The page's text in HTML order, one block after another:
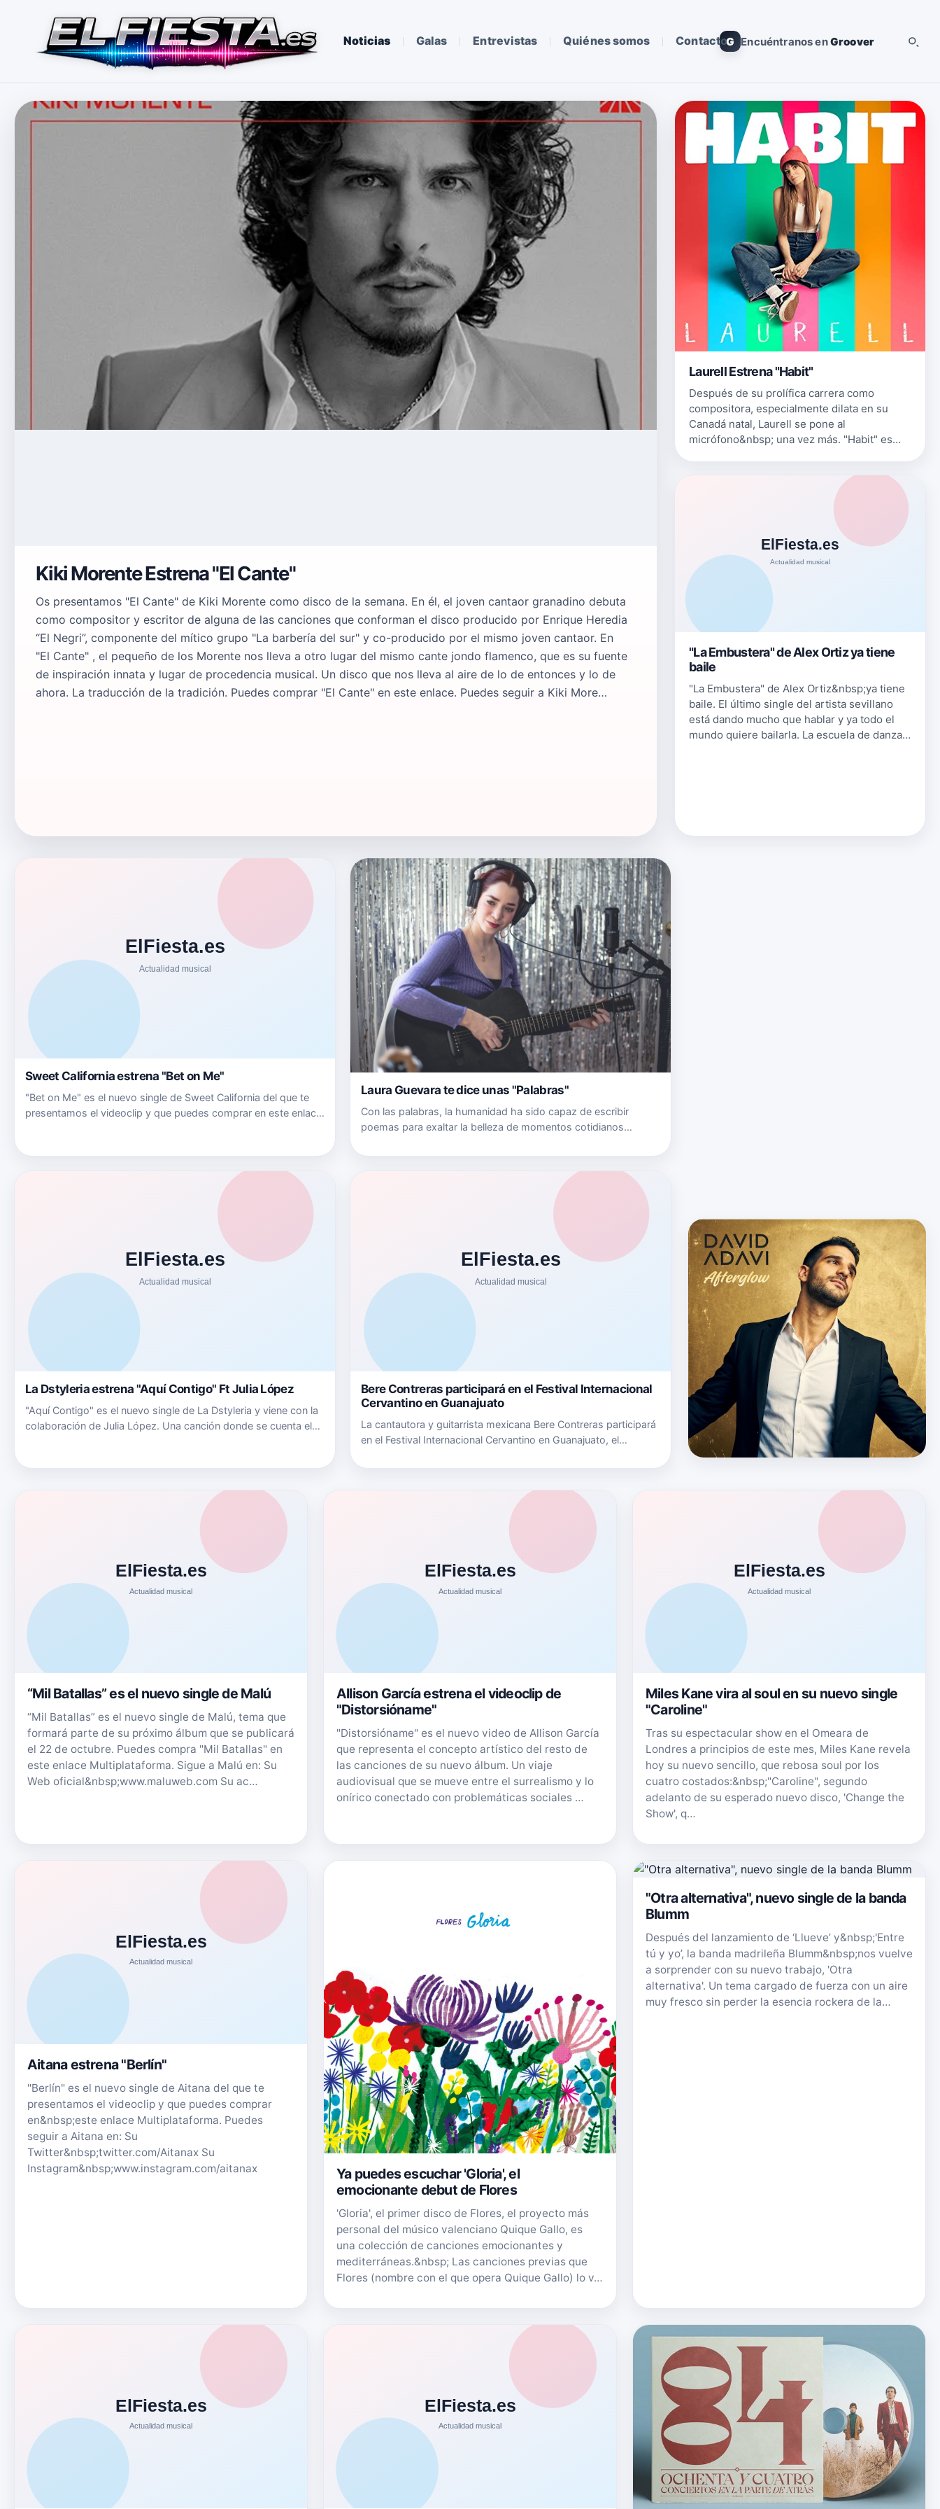
Noticias Galas Entrevistas Quiénes somos ContactoG Encuéntranos enGroover
Kiki Morente Estrena "El Cante"
Os presentamos "El Cante" de Kiki Morente como disco de la semana. En él, el joven cantaor granadino debuta
como compositor y escritor de alguna de las canciones que conforman el disco producido por Enrique Heredia
“El Negri”, componente del mítico grupo "La barbería del sur" y co-producido por el mismo joven cantaor. En
"El Cante" , el pequeño de los Morente nos lleva a otro lugar del mismo cante jondo flamenco, que es su fuente
de inspiración innata y lugar de procedencia musical. Un disco que nos lleva al aire de lo de entonces y lo de
ahora. La traducción de la tradición. Puedes comprar "El Cante" en este enlace. Puedes seguir a Kiki More…
Laurell Estrena "Habit"
Después de su prolífica carrera como
compositora, especialmente dilata en su
Canadá natal, Laurell se pone al
micrófono&nbsp; una vez más. "Habit" es
"La Embustera" de Alex Ortiz ya tiene
baile
"La Embustera" de Alex Ortiz&nbsp;ya tiene
baile. El último single del artista sevillano
está dando mucho que hablar y ya todo el
mundo quiere bailarla. La escuela de danza
Sweet California estrena "Bet on Me"
"Bet on Me" es el nuevo single de Sweet California del que te
presentamos el videoclip y que puedes comprar en este enlace
Laura Guevara te dice unas "Palabras"
Con las palabras, la humanidad ha sido capaz de escribir
poemas para exaltar la belleza de momentos cotidianos
nuestro devenir histórico e incluso, con la ayuda de ellas, han
La Dstyleria estrena "Aquí Contigo" Ft Julia López
"Aquí Contigo" es el nuevo single de La Dstyleria y viene con la
colaboración de Julia López. Una canción donde se cuenta el
Bere Contreras participará en el Festival Internacional
Cervantino en Guanajuato
La cantautora y guitarrista mexicana Bere Contreras participará
en el Festival Internacional Cervantino en Guanajuato, el
la Ex Hacienda de San Gabriel Barrera donde&nbsp; presen…
“Mil Batallas” es el nuevo single de Malú
“Mil Batallas” es el nuevo single de Malú, tema que
formará parte de su próximo álbum que se publicará
el 22 de octubre. Puedes compra "Mil Batallas" en
este enlace Multiplataforma. Sigue a Malú en: Su
Web oficial&nbsp;www.maluweb.com Su ac…
Allison García estrena el videoclip de
"Distorsióname"
"Distorsióname" es el nuevo video de Allison García
que representa el concepto artístico del resto de
las canciones de su nuevo álbum. Un viaje
audiovisual que se mueve entre el surrealismo y lo
onírico conectado con problemáticas sociales …
Miles Kane vira al soul en su nuevo single
"Caroline"
Tras su espectacular show en el Omeara de
Londres a principios de este mes, Miles Kane revela
hoy su nuevo sencillo, que rebosa soul por los
cuatro costados:&nbsp;"Caroline", segundo
adelanto de su esperado nuevo disco, 'Change the
Show', q…
Aitana estrena "Berlín"
"Berlín" es el nuevo single de Aitana del que te
presentamos el videoclip y que puedes comprar
en&nbsp;este enlace Multiplataforma. Puedes
seguir a Aitana en: Su
Twitter&nbsp;twitter.com/Aitanax Su
Instagram&nbsp;www.instagram.com/aitanax
Ya puedes escuchar 'Gloria', el
emocionante debut de Flores
'Gloria', el primer disco de Flores, el proyecto más
personal del músico valenciano Quique Gallo, es
una colección de canciones emocionantes y
mediterráneas.&nbsp; Las canciones previas que
Flores (nombre con el que opera Quique Gallo) lo v…
"Otra alternativa", nuevo single de la banda
Blumm
Después del lanzamiento de ‘Llueve’ y&nbsp;'Entre
tú y yo’, la banda madrileña Blumm&nbsp;nos vuelve
a sorprender con su nuevo trabajo, 'Otra
alternativa'. Un tema cargado de fuerza con un aire
muy fresco sin perder la esencia rockera de la…